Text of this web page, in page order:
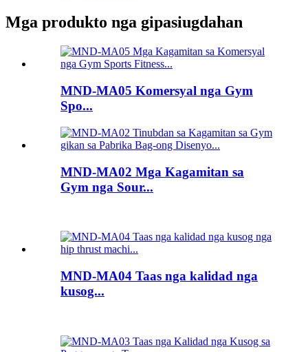
Mga produkto nga gipasiugdahan
MND-MA05 Komersyal nga Gym
Spo...
MND-MA02 Mga Kagamitan sa
Gym nga Sour...
MND-MA04 Taas nga kalidad nga
kusog...